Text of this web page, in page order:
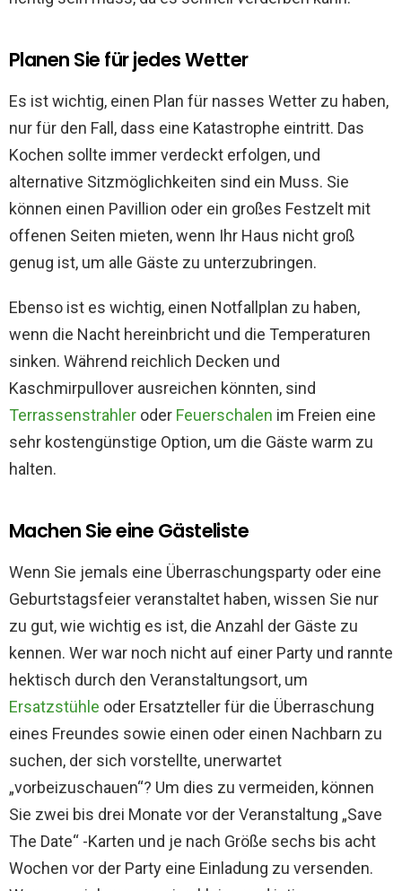
Planen Sie für jedes Wetter
Es ist wichtig, einen Plan für nasses Wetter zu haben,
nur für den Fall, dass eine Katastrophe eintritt. Das
Kochen sollte immer verdeckt erfolgen, und
alternative Sitzmöglichkeiten sind ein Muss. Sie
können einen Pavillion oder ein großes Festzelt mit
offenen Seiten mieten, wenn Ihr Haus nicht groß
genug ist, um alle Gäste zu unterzubringen.
Ebenso ist es wichtig, einen Notfallplan zu haben,
wenn die Nacht hereinbricht und die Temperaturen
sinken. Während reichlich Decken und
Kaschmirpullover ausreichen könnten, sind
Terrassenstrahler oder Feuerschalen im Freien eine
sehr kostengünstige Option, um die Gäste warm zu
halten.
Machen Sie eine Gästeliste
Wenn Sie jemals eine Überraschungsparty oder eine
Geburtstagsfeier veranstaltet haben, wissen Sie nur
zu gut, wie wichtig es ist, die Anzahl der Gäste zu
kennen. Wer war noch nicht auf einer Party und rannte
hektisch durch den Veranstaltungsort, um
Ersatzstühle oder Ersatzteller für die Überraschung
eines Freundes sowie einen oder einen Nachbarn zu
suchen, der sich vorstellte, unerwartet
„vorbeizuschauen“? Um dies zu vermeiden, können
Sie zwei bis drei Monate vor der Veranstaltung „Save
The Date“ -Karten und je nach Größe sechs bis acht
Wochen vor der Party eine Einladung zu versenden.